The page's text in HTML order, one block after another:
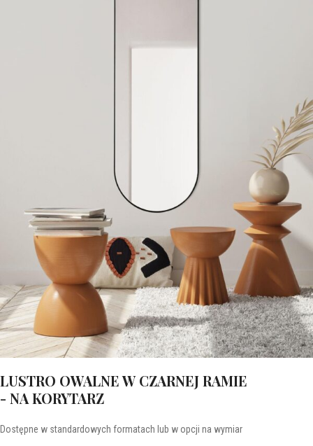
LUSTRO OWALNE W CZARNEJ RAMIE
- NA KORYTARZ
Dostępne w standardowych formatach lub w opcji na wymiar